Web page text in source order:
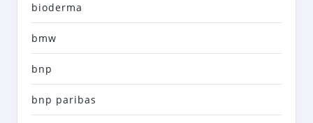
bioderma
bmw
bnp
bnp paribas